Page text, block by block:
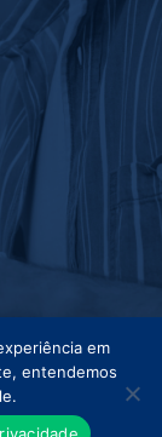
em
entendemos